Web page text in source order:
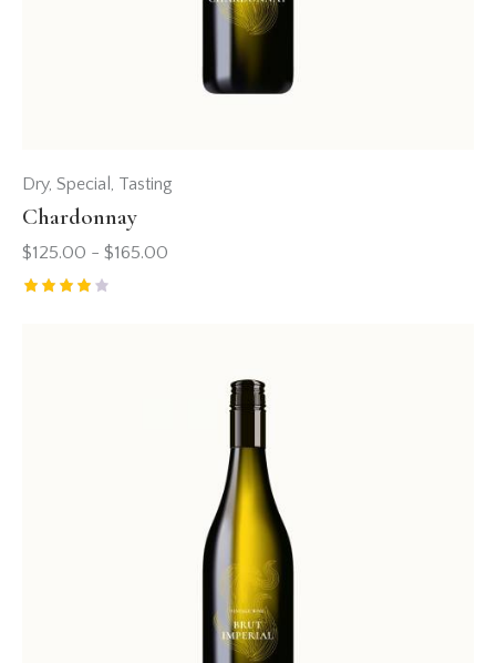
Dry, Special , Tasting
Chardonnay
$125.00 - $165.00